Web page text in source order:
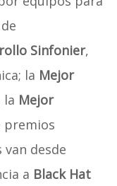
Sinfonier,
la Mejor
la Mejor
premios
desde
a Black Hat